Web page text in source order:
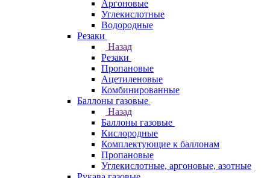
Аргоновые
Углекислотные
Водородные
Резаки
Назад
Резаки
Пропановые
Ацетиленовые
Комбинированные
Баллоны газовые
Назад
Баллоны газовые
Кислородные
Комплектующие к баллонам
Пропановые
Углекислотные, аргоновые, азотные